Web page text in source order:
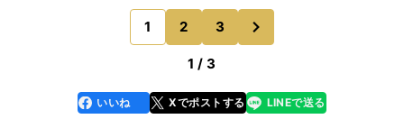
ファンだ。ベイスターズのキャンプには奥様と一緒
に５年ほど通って
1 2 3
1 / 3
faceboo
k
いいね Xでポストする
line LINEで送る